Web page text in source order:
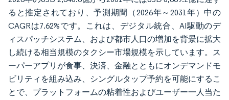
ると推定されており、予測期間（2026年～2031年）中の
CAGRは7.62%です。これは、デジタル統合、AI駆動のデ
ィスパッチシステム、および都市人口の増加を背景に拡大
し続ける相当規模のタクシー市場規模を示しています。ス
ーパーアプリが食事、決済、金融とともにオンデマンドモ
ビリティを組み込み、シングルタップ予約を可能にするこ
とで、プラットフォームの粘着性およびユーザー一人当た